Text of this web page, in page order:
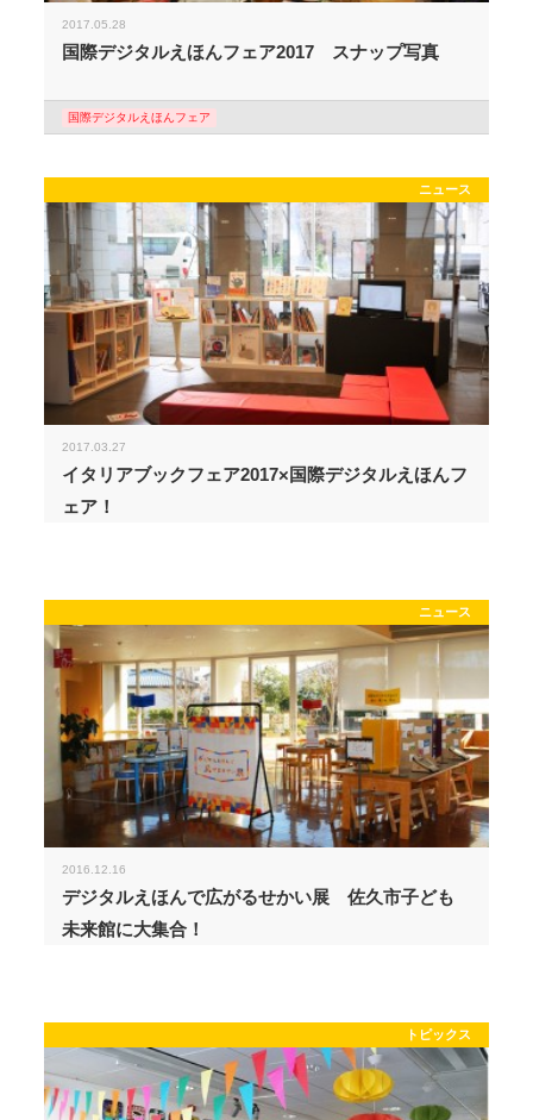
2017.05.28
国際デジタルえほんフェア2017 スナップ写真
国際デジタルえほんフェア
ニュース
2017.03.27
イタリアブックフェア2017×国際デジタルえほんフ
ェア！
ニュース
2016.12.16
デジタルえほんで広がるせかい展 佐久市子ども
未来館に大集合！
トピックス